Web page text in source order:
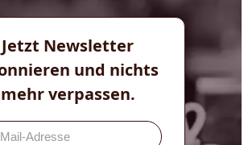
Jetzt Newsletter
und nichts
mehr verpassen.